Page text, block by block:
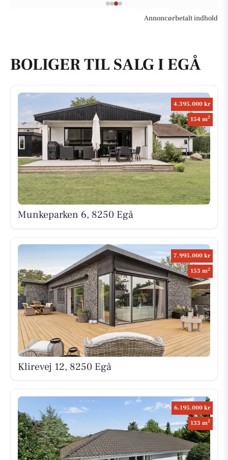
Annoncørbetalt indhold
BOLIGER TIL SALG I EGÅ
4.395.000 kr
154 m2
Munkeparken 6, 8250 Egå
7.995.000 kr
153 m2
Klirevej 12, 8250 Egå
6.195.000 kr
133 m2